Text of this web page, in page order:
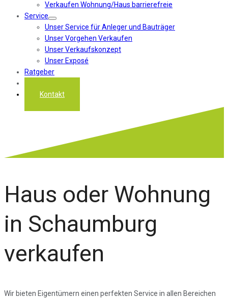
Verkaufen Wohnung/Haus barrierefreie
Service
Unser Service für Anleger und Bauträger
Unser Vorgehen Verkaufen
Unser Verkaufskonzept
Unser Exposé
Ratgeber
Kontakt
Haus oder Wohnung
in Schaumburg
verkaufen
Wir bieten Eigentümern einen perfekten Service in allen Bereichen